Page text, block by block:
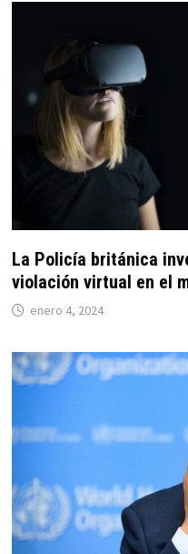
La Policía británica
violación virtual en el
enero 4, 2024